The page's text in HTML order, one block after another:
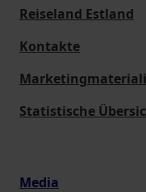
Reiseland Estland
Kontakte
Statistische
Media